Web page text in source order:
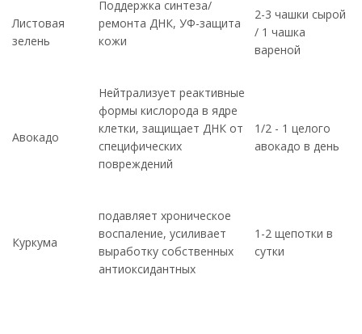
Листовая
зелень
Поддержка синтеза/
ремонта ДНК, УФ-защита
кожи
2-3 чашки сырой
/ 1 чашка
вареной
Авокадо
Нейтрализует реактивные
формы кислорода в ядре
клетки, защищает ДНК от
специфических
повреждений
1/2 - 1 целого
авокадо в день
Куркума
подавляет хроническое
воспаление, усиливает
выработку собственных
антиоксидантных
1-2 щепотки в
сутки